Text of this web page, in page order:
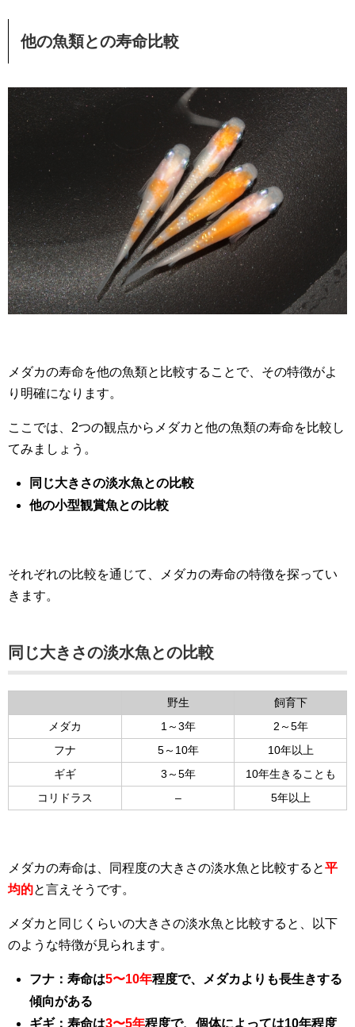
他の魚類との寿命比較
メダカの寿命を他の魚類と比較することで、その特徴がよ
り明確になります。
ここでは、2つの観点からメダカと他の魚類の寿命を比較し
てみましょう。
同じ大きさの淡水魚との比較
他の小型観賞魚との比較
それぞれの比較を通じて、メダカの寿命の特徴を探ってい
きます。
同じ大きさの淡水魚との比較
野生
飼育下
メダカ
1～3年
2～5年
フナ
5～10年
10年以上
ギギ
3～5年
10年生きることも
コリドラス
– 5年以上
メダカの寿命は、同程度の大きさの淡水魚と比較すると平
均的と言えそうです。
メダカと同じくらいの大きさの淡水魚と比較すると、以下
のような特徴が見られます。
フナ：寿命は5〜10年程度で、メダカよりも長生きする
傾向がある
ギギ：寿命は3〜5年程度で、個体によっては10年程度